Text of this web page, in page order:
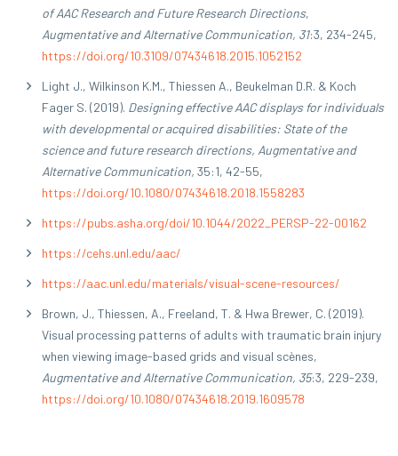
of AAC Research and Future Research Directions,
Augmentative and Alternative Communication, 31:3, 234-245,
https://doi.org/10.3109/07434618.2015.1052152
Light J., Wilkinson K.M., Thiessen A., Beukelman D.R. & Koch
Fager S. (2019). Designing effective AAC displays for individuals
with developmental or acquired disabilities: State of the
science and future research directions, Augmentative and
Alternative Communication, 35:1, 42-55,
https://doi.org/10.1080/07434618.2018.1558283
https://pubs.asha.org/doi/10.1044/2022_PERSP-22-00162
https://cehs.unl.edu/aac/
https://aac.unl.edu/materials/visual-scene-resources/
Brown, J., Thiessen, A., Freeland, T. & Hwa Brewer, C. (2019).
Visual processing patterns of adults with traumatic brain injury
when viewing image-based grids and visual scènes,
Augmentative and Alternative Communication, 35:3, 229-239,
https://doi.org/10.1080/07434618.2019.1609578